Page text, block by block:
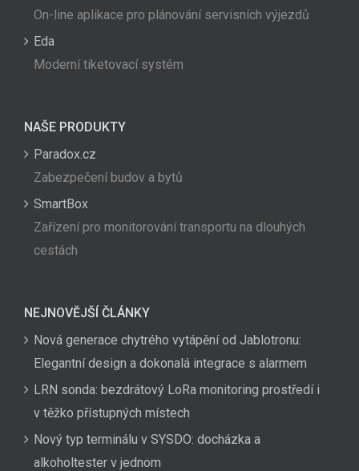
On-line aplikace pro plánování servisních výjezdů
Eda
Moderní tiketovací systém
NAŠE PRODUKTY
Paradox.cz
Zabezpečení budov a bytů
SmartBox
Zařízení pro monitorování transportu na dlouhých
cestách
NEJNOVĚJŠÍ ČLÁNKY
Nová generace chytrého vytápění od Jablotronu:
Elegantní design a dokonalá integrace s alarmem
LRN sonda: bezdrátový LoRa monitoring prostředí i
v těžko přístupných místech
Nový typ terminálu v SYSDO: docházka a
alkoholtester v jednom